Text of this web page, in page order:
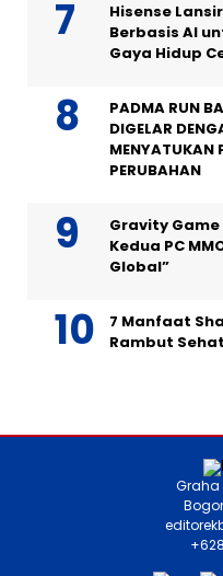
Hisense
Berbasis AI
Gaya Hidup
PADMA RUN
DIGELAR
MENYATUKAN
PERUBAHAN
Gravity Game
Kedua PC
Global”
7 Manfaat
Rambut
Graha